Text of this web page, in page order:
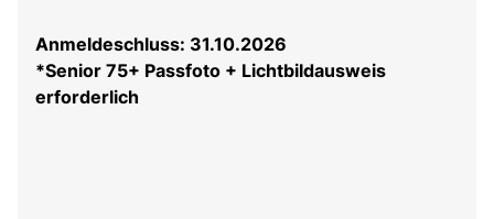
Anmeldeschluss: 31.10.2026
*Senior 75+ Passfoto + Lichtbildausweis
erforderlich